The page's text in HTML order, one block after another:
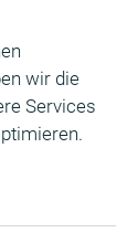
wir die
Services